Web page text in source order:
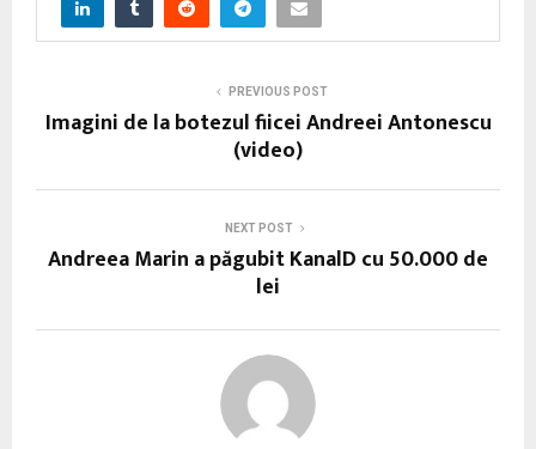
PREVIOUS POST
Imagini de la botezul fiicei Andreei Antonescu
(video)
NEXT POST
Andreea Marin a păgubit KanalD cu 50.000 de
lei